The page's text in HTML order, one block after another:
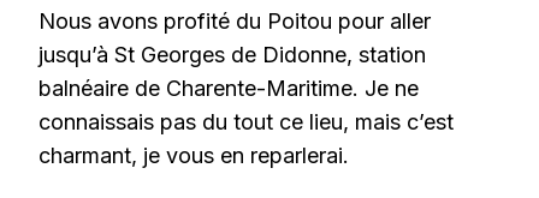
Nous avons profité du Poitou pour aller
jusqu’à St Georges de Didonne, station
balnéaire de Charente-Maritime. Je ne
connaissais pas du tout ce lieu, mais c’est
charmant, je vous en reparlerai.